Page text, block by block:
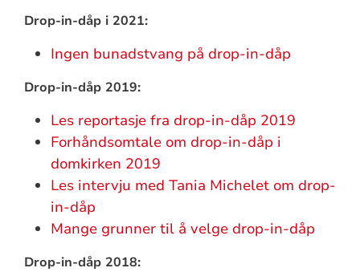
Drop-in-dåp i 2021:
Ingen bunadstvang på drop-in-dåp
Drop-in-dåp 2019:
Les reportasje fra drop-in-dåp 2019
Forhåndsomtale om drop-in-dåp i
domkirken 2019
Les intervju med Tania Michelet om drop-
in-dåp
Mange grunner til å velge drop-in-dåp
Drop-in-dåp 2018: